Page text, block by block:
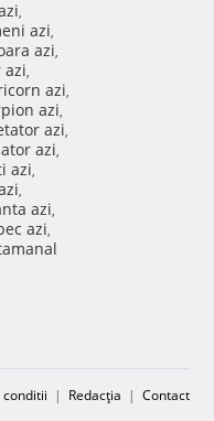
,
azi,
azi,
azi,
azi,
azi,
azi,
azi,
azi,
,
azi,
azi,
| Redacţia | Contact